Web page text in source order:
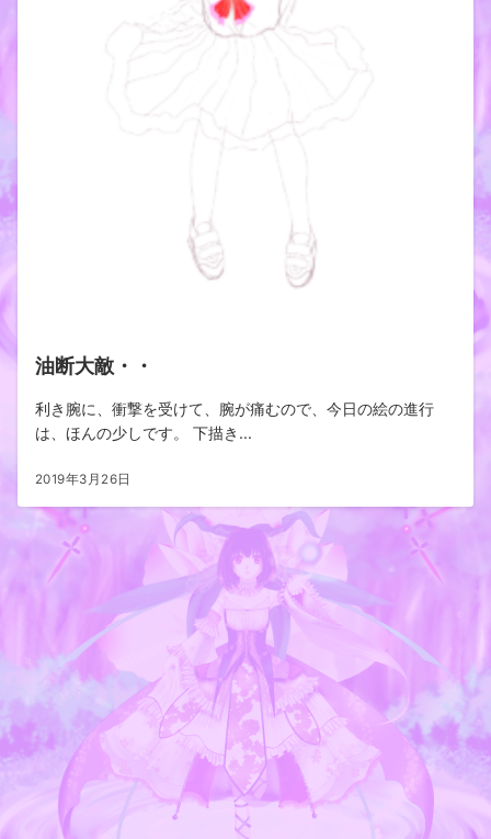
油断大敵・・
利き腕に、衝撃を受けて、腕が痛むので、今日の絵の進行
は、ほんの少しです。 下描き...
2019年3月26日